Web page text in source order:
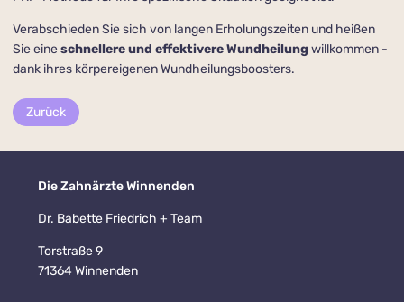
Verabschieden Sie sich von langen Erholungszeiten und heißen
Sie eineschnellere und effektivereWundheilung willkommen -
dank ihres körpereigenen Wundheilungsboosters.
Zurück
Die Zahnärzte Winnenden
Dr. Babette Friedrich + Team
Torstraße 9
71364 Winnenden